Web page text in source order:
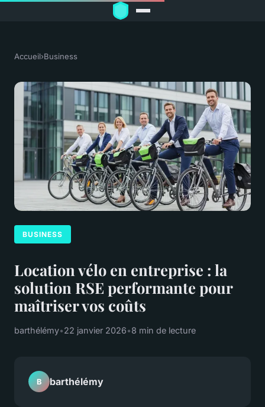
Accueil›Business
BUSINESS
Location vélo en entreprise : la
solution RSE performante pour
maîtriser vos coûts
barthélémy•22 janvier 2026•8 min de lecture
B barthélémy